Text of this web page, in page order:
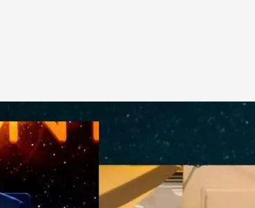
las manifestaciones tras la DANA
viral tras mostrar su indignación en una